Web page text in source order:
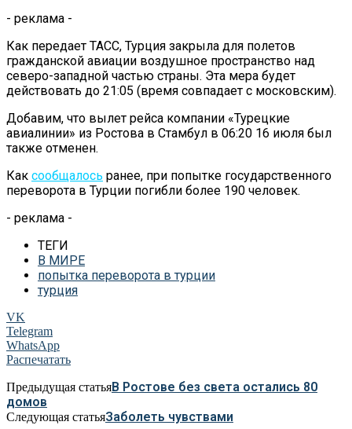
- реклама -
Как передает ТАСС, Турция закрыла для полетов
гражданской авиации воздушное пространство над
северо-западной частью страны. Эта мера будет
действовать до 21:05 (время совпадает с московским).
Добавим, что вылет рейса компании «Турецкие
авиалинии» из Ростова в Стамбул в 06:20 16 июля был
также отменен.
Как сообщалось ранее, при попытке государственного
переворота в Турции погибли более 190 человек.
- реклама -
ТЕГИ
В МИРЕ
попытка переворота в турции
турция
VK
Telegram
WhatsApp
Распечатать
Предыдущая статьяВ Ростове без света остались 80
домов
Следующая статьяЗаболеть чувствами